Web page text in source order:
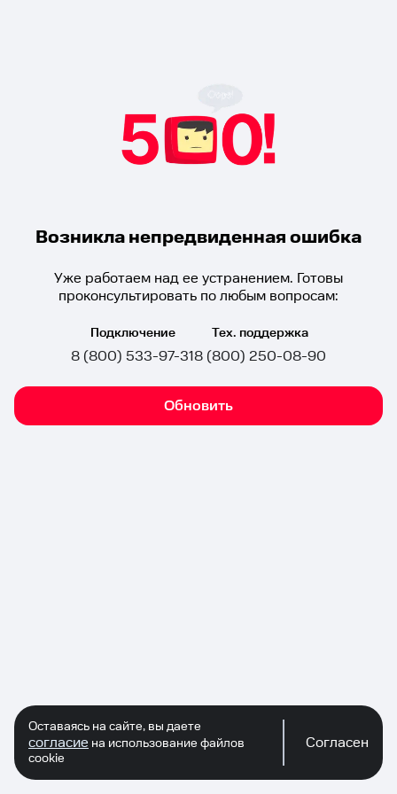
Возникла непредвиденная ошибка
Уже работаем над ее устранением. Готовы
проконсультировать по любым вопросам:
Подключение
8 (800) 533-97-31
Тех. поддержка
8 (800) 250-08-90
Обновить
Оставаясь на сайте, вы даете
согласие на использование файлов
cookie
Согласен